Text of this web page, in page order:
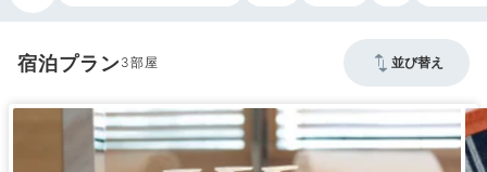
宿泊プラン3 並び替え